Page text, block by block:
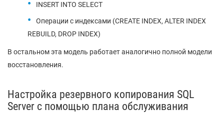
INSERT INTO SELECT
Операции с индексами (CREATE INDEX, ALTER INDEX
REBUILD, DROP INDEX)
В остальном эта модель работает аналогично полной модели
восстановления.
Настройка резервного копирования SQL
Server с помощью плана обслуживания